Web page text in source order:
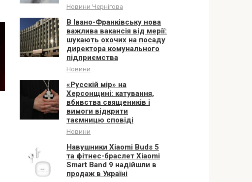
Новини Чернігова
В Івано-Франківську нова
важлива вакансія від мерії:
шукають охочих на посаду
директора комунального
підприємства
Новини
«Русскій мір» на
Херсонщині: катування,
вбивства священиків і
вимоги відкрити
таємницю сповіді
Новини
Навушники Xiaomi Buds 5
та фітнес-браслет Xiaomi
Smart Band 9 надійшли в
продаж в Україні